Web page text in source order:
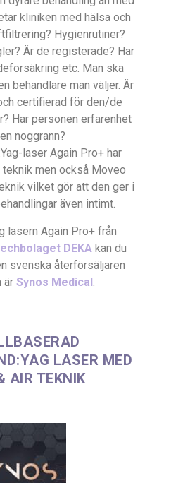
kliniken med hälsa och
Hygienrutiner?
Är de registerade? Har
etc. Man ska
behandlare man väljer. Är
certifierad för den/de
Har personen erfarenhet
noggrann?
laser Again Pro+ har
men också Moveo
vilket gör att den ger i
även intimt.
lasern Again Pro+ från
DEKA kan du
svenska återförsäljaren
är Synos Medical
LASER MED
AIR TEKNIK